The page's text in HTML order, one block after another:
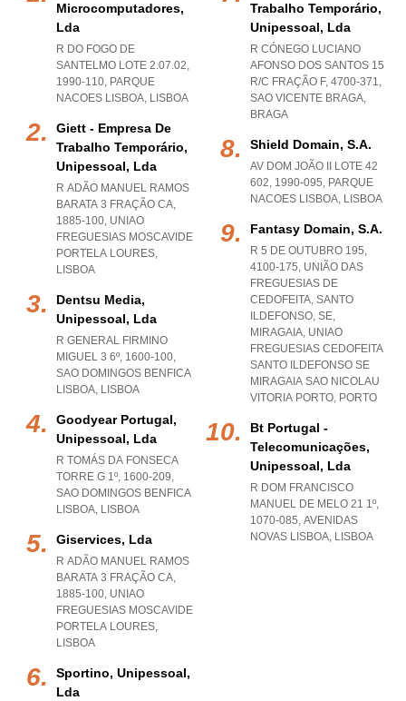
Microcomputadores,
Lda
R DO FOGO DE
SANTELMO LOTE 2.07.02,
1990-110, PARQUE
NACOES LISBOA, LISBOA
Giett - Empresa De
Trabalho Temporário,
Unipessoal, Lda
R ADÃO MANUEL RAMOS
BARATA 3 FRAÇÃO CA,
1885-100, UNIAO
FREGUESIAS MOSCAVIDE
PORTELA LOURES,
LISBOA
Dentsu Media,
Unipessoal, Lda
R GENERAL FIRMINO
MIGUEL 3 6º, 1600-100,
SAO DOMINGOS BENFICA
LISBOA, LISBOA
Goodyear Portugal,
Unipessoal, Lda
R TOMÁS DA FONSECA
TORRE G 1º, 1600-209,
SAO DOMINGOS BENFICA
LISBOA, LISBOA
Giservices, Lda
R ADÃO MANUEL RAMOS
BARATA 3 FRAÇÃO CA,
1885-100, UNIAO
FREGUESIAS MOSCAVIDE
PORTELA LOURES,
LISBOA
Sportino, Unipessoal,
Lda
Trabalho Temporário,
Unipessoal, Lda
R CÓNEGO LUCIANO
AFONSO DOS SANTOS 15
R/C FRAÇÃO F, 4700-371,
SAO VICENTE BRAGA,
BRAGA
Shield Domain, S.a.
AV DOM JOÃO II LOTE 42
602, 1990-095, PARQUE
NACOES LISBOA, LISBOA
Fantasy Domain, S.a.
R 5 DE OUTUBRO 195,
4100-175, UNIÃO DAS
FREGUESIAS DE
CEDOFEITA, SANTO
ILDEFONSO, SE,
MIRAGAIA, UNIAO
FREGUESIAS CEDOFEITA
SANTO ILDEFONSO SE
MIRAGAIA SAO NICOLAU
VITORIA PORTO, PORTO
Bt Portugal -
Telecomunicações,
Unipessoal, Lda
R DOM FRANCISCO
MANUEL DE MELO 21 1º,
1070-085, AVENIDAS
NOVAS LISBOA, LISBOA